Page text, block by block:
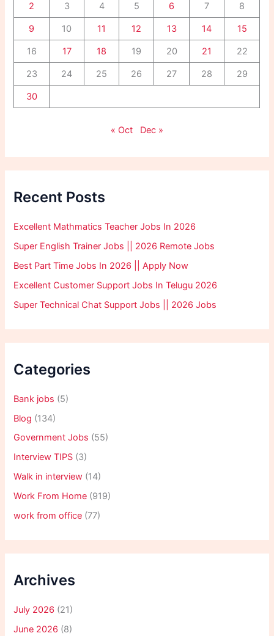
2 3 4 5 6 7 8
9 10 11 12 13 14 15
16 17 18 19 20 21 22
23 24 25 26 27 28 29
30
« Oct Dec »
Recent Posts
Excellent Mathmatics Teacher Jobs In 2026
Super English Trainer Jobs || 2026 Remote Jobs
Best Part Time Jobs In 2026 || Apply Now
Excellent Customer Support Jobs In Telugu 2026
Super Technical Chat Support Jobs || 2026 Jobs
Categories
Bank jobs (5)
Blog (134)
Government Jobs (55)
Interview TIPS (3)
Walk in interview (14)
Work From Home (919)
work from office (77)
Archives
July 2026 (21)
June 2026 (8)